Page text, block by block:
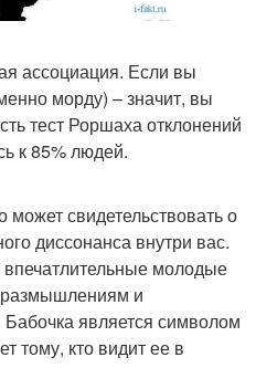
ассоциация. Если вы
морду) – значит, вы
тест Роршаха отклонений
к 85% людей.
может свидетельствовать о
диссонанса внутри вас.
впечатлительные молодые
размышлениям и
является символом
тому, кто видит ее в